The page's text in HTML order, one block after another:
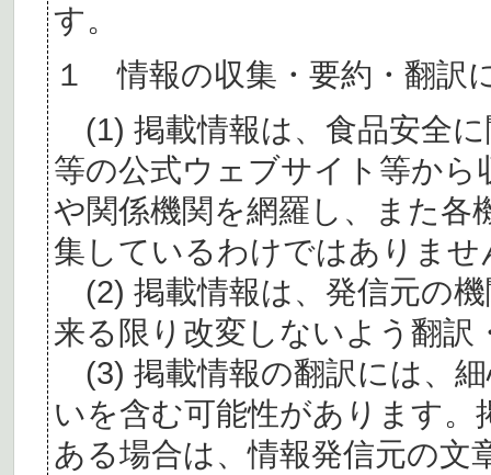
す。
１ 情報の収集・要約・翻訳
(1) 掲載情報は、食品安全
等の公式ウェブサイト等か
や関係機関を網羅し、また各
集しているわけではありませ
(2) 掲載情報は、発信元の
来る限り改変しないよう翻訳
(3) 掲載情報の翻訳には、
いを含む可能性があります。
ある場合は、情報発信元の文